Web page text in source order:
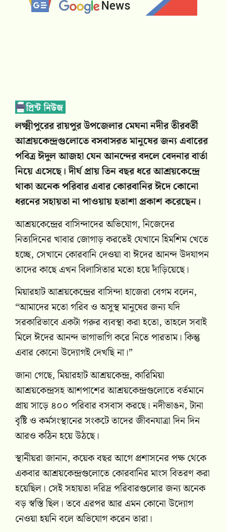
লক্ষ্মীপুরের রায়পুর উপজেলার মেঘনা নদীর তীরবর্তী
আশ্রয়কেন্দ্রগুলোতে বসবাসরত মানুষের জন্য এবারের
পবিত্র ঈদুল আজহা যেন আনন্দের বদলে বেদনার বার্তা
নিয়ে এসেছে। দীর্ঘ প্রায় তিন বছর ধরে আশ্রয়কেন্দ্রে
থাকা অনেক পরিবার এবার কোরবানির ঈদে কোনো
ধরনের সহায়তা না পাওয়ায় হতাশা প্রকাশ করেছেন।
আশ্রয়কেন্দ্রের বাসিন্দাদের অভিযোগ, নিজেদের
নিত্যদিনের খাবার জোগাড় করতেই যেখানে হিমশিম খেতে
হচ্ছে, সেখানে কোরবানি দেওয়া বা ঈদের আনন্দ উদযাপন
তাদের কাছে এখন বিলাসিতার মতো হয়ে দাঁড়িয়েছে।
মিয়ারহাট আশ্রয়কেন্দ্রের বাসিন্দা হাজেরা বেগম বলেন,
“আমাদের মতো গরিব ও অসুস্থ মানুষের জন্য যদি
সরকারিভাবে একটা গরুর ব্যবস্থা করা হতো, তাহলে সবাই
মিলে ঈদের আনন্দ ভাগাভাগি করে নিতে পারতাম। কিন্তু
এবার কোনো উদ্যোগই দেখছি না।”
জানা গেছে, মিয়ারহাট আশ্রয়কেন্দ্র, কারিমিয়া
আশ্রয়কেন্দ্রসহ আশপাশের আশ্রয়কেন্দ্রগুলোতে বর্তমানে
প্রায় সাড়ে ৪০০ পরিবার বসবাস করছে। নদীভাঙন, টানা
বৃষ্টি ও কর্মসংস্থানের সংকটে তাদের জীবনযাত্রা দিন দিন
আরও কঠিন হয়ে উঠছে।
স্থানীয়রা জানান, কয়েক বছর আগে প্রশাসনের পক্ষ থেকে
একবার আশ্রয়কেন্দ্রগুলোতে কোরবানির মাংস বিতরণ করা
হয়েছিল। সেই সহায়তা দরিদ্র পরিবারগুলোর জন্য অনেক
বড় স্বস্তি ছিল। তবে এরপর আর এমন কোনো উদ্যোগ
নেওয়া হয়নি বলে অভিযোগ করেন তারা।